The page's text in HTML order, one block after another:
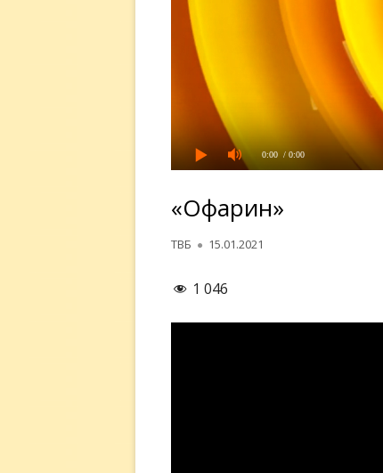
0:00 / 0:00
«Офарин»
Автор
ТВБ Опубликовано
15.01.2021
1 046